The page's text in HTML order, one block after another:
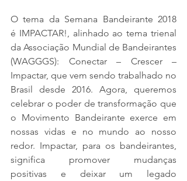
O tema da Semana Bandeirante 2018
é IMPACTAR!, alinhado ao tema trienal
da Associação Mundial de Bandeirantes
(WAGGGS): Conectar – Crescer –
Impactar, que vem sendo trabalhado no
Brasil desde 2016. Agora, queremos
celebrar o poder de transformação que
o Movimento Bandeirante exerce em
nossas vidas e no mundo ao nosso
redor. Impactar, para os bandeirantes,
significa promover mudanças
positivas e deixar um legado